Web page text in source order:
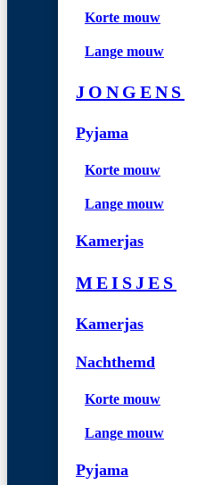
Korte mouw
Lange mouw
JONGENS
Pyjama
Korte mouw
Lange mouw
Kamerjas
MEISJES
Kamerjas
Nachthemd
Korte mouw
Lange mouw
Pyjama